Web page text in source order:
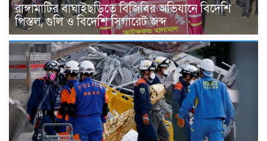
রাঙ্গামাটির বাঘাইছড়িতে বিজিবির অভিযানে বিদেশি
পিস্তল, গুলি ও বিদেশি সিগারেট জব্দ